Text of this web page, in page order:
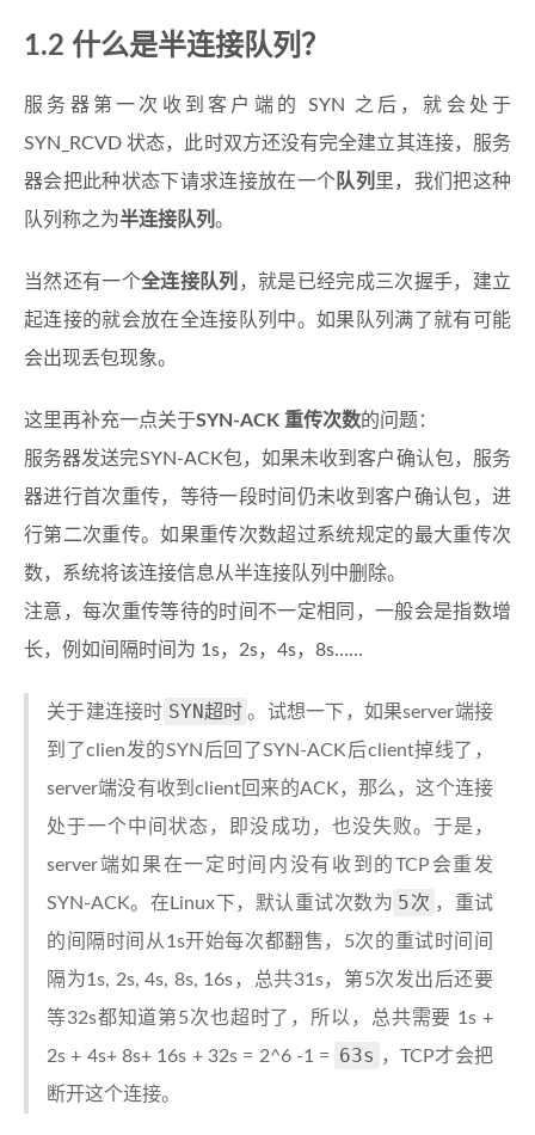
1.2 什么是半连接队列？
服务器第一次收到客户端的 SYN 之后，就会处于
SYN_RCVD 状态，此时双方还没有完全建立其连接，服务
器会把此种状态下请求连接放在一个队列 里，我们把这种
队列称之为半连接队列 。
当然还有一个全连接队列 ，就是已经完成三次握手，建立
起连接的就会放在全连接队列中。如果队列满了就有可能
会出现丢包现象。
这里再补充一点关于SYN-ACK 重传次数的问题：
服务器发送完SYN-ACK包，如果未收到客户确认包，服务
器进行首次重传，等待一段时间仍未收到客户确认包，进
行第二次重传。如果重传次数超过系统规定的最大重传次
数，系统将该连接信息从半连接队列中删除。
注意，每次重传等待的时间不一定相同，一般会是指数增
长，例如间隔时间为 1s，2s，4s，8s……
关于建连接时 SYN超时 。试想一下，如果server端接
到了clien发的SYN后回了SYN-ACK后client掉线了，
server端没有收到client回来的ACK，那么，这个连接
处于一个中间状态，即没成功，也没失败。于是，
server端如果在一定时间内没有收到的TCP会重发
SYN-ACK。在Linux下，默认重试次数为 5次 ，重试
的间隔时间从1s开始每次都翻售，5次的重试时间间
隔为1s, 2s, 4s, 8s, 16s，总共31s，第5次发出后还要
等32s都知道第5次也超时了，所以，总共需要 1s +
2s + 4s+ 8s+ 16s + 32s = 2^6 -1 =
63s
，TCP才会把
断开这个连接。